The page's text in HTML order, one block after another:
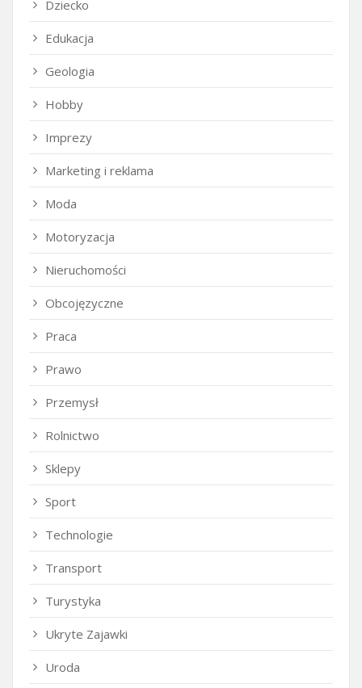
Dziecko
Edukacja
Geologia
Hobby
Imprezy
Marketing i reklama
Moda
Motoryzacja
Nieruchomości
Obcojęzyczne
Praca
Prawo
Przemysł
Rolnictwo
Sklepy
Sport
Technologie
Transport
Turystyka
Ukryte Zajawki
Uroda